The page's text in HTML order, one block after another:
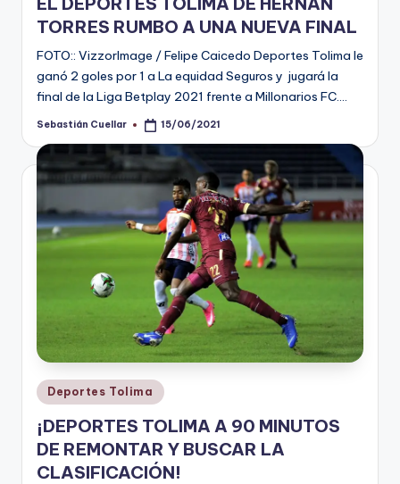
TORRES RUMBO A UNA NUEVA FINAL
FOTO:: VizzorImage / Felipe Caicedo Deportes Tolima le
ganó 2 goles por 1 a La equidad Seguros y jugará la
final de la Liga Betplay 2021 frente a Millonarios FC.…
Publicado
Sebastián Cuellar 15/06/2021
Publicado
en
Deportes Tolima
¡DEPORTES TOLIMA A 90 MINUTOS
DE REMONTAR Y BUSCAR LA
CLASIFICACIÓN!